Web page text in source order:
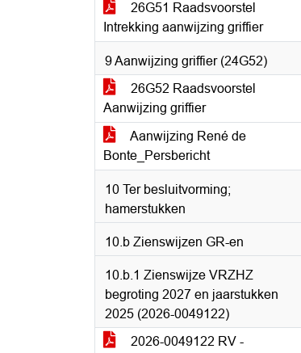
26G51 Raadsvoorstel
Intrekking aanwijzing griffier
9 Aanwijzing griffier (24G52)
26G52 Raadsvoorstel
Aanwijzing griffier
Aanwijzing René de
Bonte_Persbericht
10 Ter besluitvorming;
hamerstukken
10.b Zienswijzen GR-en
10.b.1 Zienswijze VRZHZ
begroting 2027 en jaarstukken
2025 (2026-0049122)
2026-0049122 RV -